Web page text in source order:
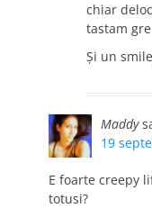
chiar
tastam
Și un
Maddy
19
E foarte creepy
totusi?